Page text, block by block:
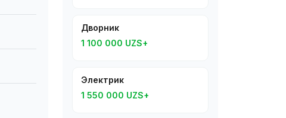
Дворник
1 100 000 UZS+
Электрик
1 550 000 UZS+